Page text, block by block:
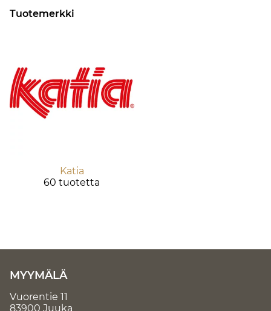
Tuotemerkki
Katia
60 tuotetta
MYYMÄLÄ
Vuorentie 11
83900 Juuka